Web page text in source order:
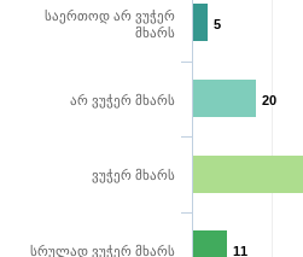
5
20
11
საერთოდ არ ვუჭერ
მხარს
არ ვუჭერ მხარს
ვუჭერ მხარს
სრულად ვუჭერ მხარს